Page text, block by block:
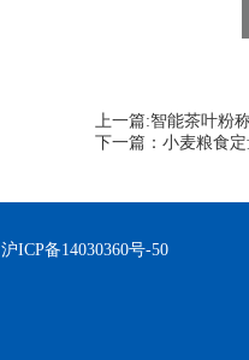
上一篇:智能茶叶粉
下一篇： 小麦粮食
沪ICP备14030360号-50